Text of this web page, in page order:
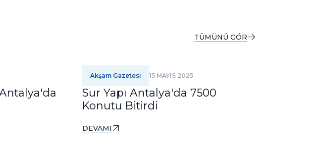
TÜMÜNÜ GÖR
Akşam Gazetesi 15 MAYIS 2025
Sur Yapı Antalya'da 7500
Konutu Bitirdi
DEVAMI